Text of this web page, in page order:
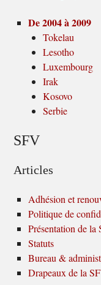
De 2004 à 2009
Tokelau
Lesotho
Luxembourg
Irak
Kosovo
Serbie
SFV
Articles
Adhésion et
Politique de
Présentation de la
Statuts
Bureau &
Drapeaux de la